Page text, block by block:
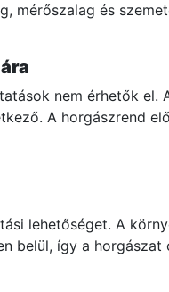
mérőszalag és
nem érhetők el.
A horgászrend
lehetőséget. A
belül, így a